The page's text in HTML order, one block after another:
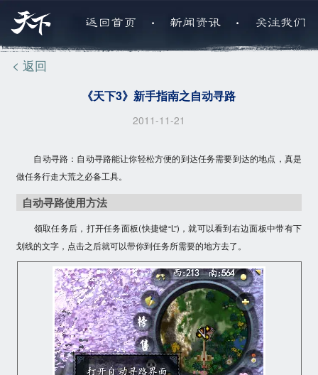
返回首页 . 新闻资讯 . 关注我们
< 返回
《天下3》新手指南之自动寻路
2011-11-21
自动寻路： 自动寻路能让你轻松方便的到达任务需要到达的地点，真是
做任务行走大荒之必备工具。
自动寻路使用方法
领取任务后，打开任务面板(快捷键“L”)，就可以看到右边面板中带有下
划线的文字，点击之后就可以带你到任务所需要的地方去了。